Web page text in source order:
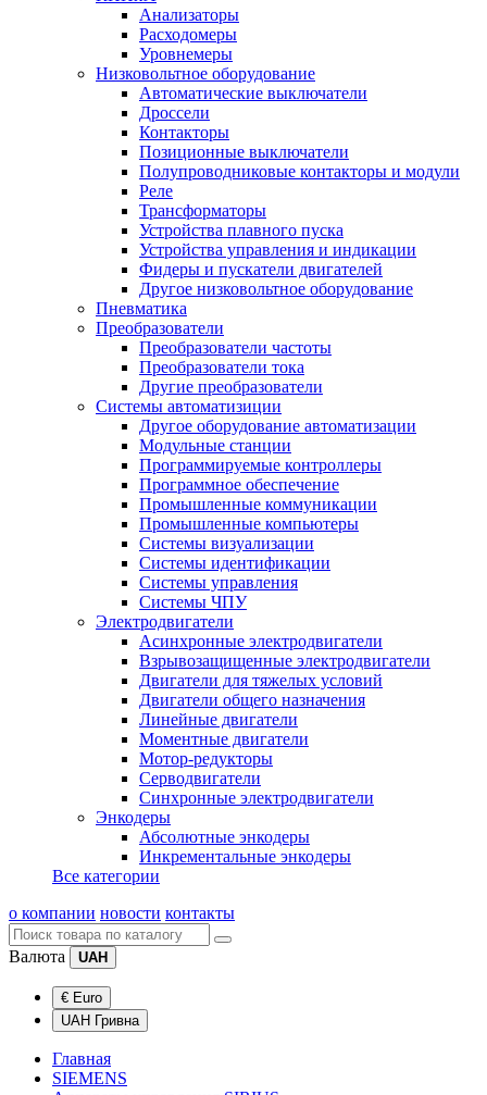
Анализаторы
Расходомеры
Уровнемеры
Низковольтное оборудование
Автоматические выключатели
Дроссели
Контакторы
Позиционные выключатели
Полупроводниковые контакторы и модули
Реле
Трансформаторы
Устройства плавного пуска
Устройства управления и индикации
Фидеры и пускатели двигателей
Другое низковольтное оборудование
Пневматика
Преобразователи
Преобразователи частоты
Преобразователи тока
Другие преобразователи
Системы автоматизиции
Другое оборудование автоматизации
Модульные станции
Программируемые контроллеры
Программное обеспечение
Промышленные коммуникации
Промышленные компьютеры
Системы визуализации
Системы идентификации
Системы управления
Системы ЧПУ
Электродвигатели
Асинхронные электродвигатели
Взрывозащищенные электродвигатели
Двигатели для тяжелых условий
Двигатели общего назначения
Линейные двигатели
Моментные двигатели
Мотор-редукторы
Серводвигатели
Синхронные электродвигатели
Энкодеры
Абсолютные энкодеры
Инкрементальные энкодеры
Все категории
о компании новости контакты
Валюта UAH
€ Euro
UAH Гривна
Главная
SIEMENS